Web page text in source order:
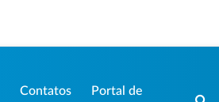
Contatos
Portal de